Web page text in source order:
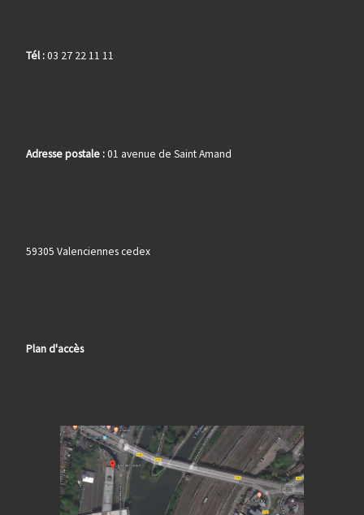
Tél :03 27 22 11 11
Adresse postale :01 avenue de Saint Amand
59305 Valenciennes cedex
Plan d'accès